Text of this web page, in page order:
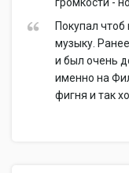
Покупал
музыку.
и был очень
именно на
фигня и так